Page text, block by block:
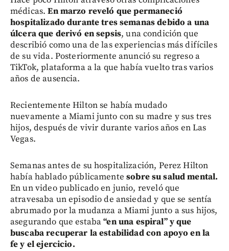
médicas.En marzo reveló que permaneció
hospitalizado durante tres semanas debido a una
úlcera que derivó en sepsis, una condición que
describió como una de las experiencias más difíciles
de su vida. Posteriormente anunció su regreso a
TikTok, plataforma a la que había vuelto tras varios
años de ausencia.
Recientemente Hilton se había mudado
nuevamente a Miami junto con su madre y sus tres
hijos, después de vivir durante varios años en Las
Vegas.
Semanas antes de su hospitalización, Perez Hilton
había hablado públicamentesobre su salud mental.
En un video publicado en junio, reveló que
atravesaba un episodio de ansiedad y que se sentía
abrumado por la mudanza a Miami junto a sus hijos,
asegurando que estaba“en una espiral” y que
buscaba recuperar la estabilidad con apoyo en la
fe y el ejercicio.